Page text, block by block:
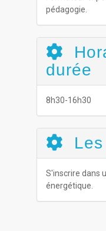
pédagogie.
durée
8h30-16h30
S'inscrire dans
énergétique.